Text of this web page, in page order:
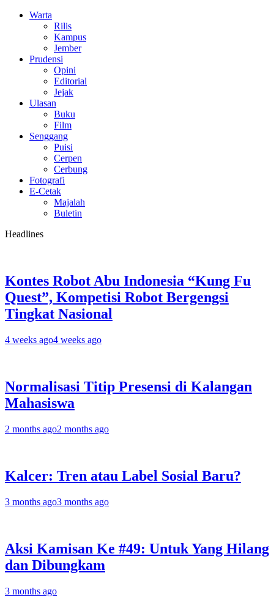
Warta
Rilis
Kampus
Jember
Prudensi
Opini
Editorial
Jejak
Ulasan
Buku
Film
Senggang
Puisi
Cerpen
Cerbung
Fotografi
E-Cetak
Majalah
Buletin
Headlines
Kontes Robot Abu Indonesia “Kung Fu
Quest”, Kompetisi Robot Bergengsi
Tingkat Nasional
4 weeks ago4 weeks ago
Normalisasi Titip Presensi di Kalangan
Mahasiswa
2 months ago2 months ago
Kalcer: Tren atau Label Sosial Baru?
3 months ago3 months ago
Aksi Kamisan Ke #49: Untuk Yang Hilang
dan Dibungkam
3 months ago